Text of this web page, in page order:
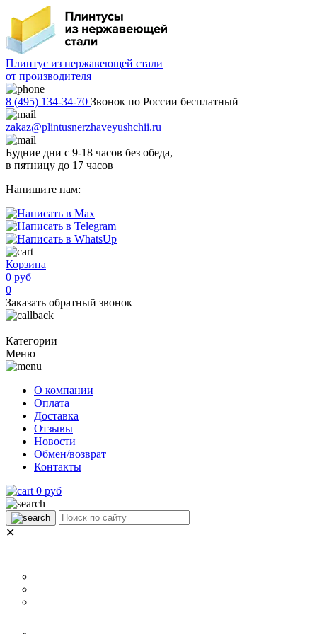
Плинтус из нержавеющей стали
от производителя
8 (495) 134-34-70 Звонок по России бесплатный
zakaz@plintusnerzhaveyushchii.ru
Будние дни с 9-18 часов без обеда,
в пятницу до 17 часов
Напишите нам:
Корзина
0 руб
0
Заказать обратный звонок
Категории
Меню
О компании
Оплата
Доставка
Отзывы
Новости
Обмен/возврат
Контакты
0 руб
✕